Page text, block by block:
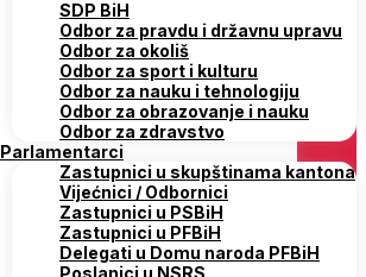
SDP BiH
Odbor za pravdu i državnu upravu
Odbor za okoliš
Odbor za sport i kulturu
Odbor za nauku i tehnologiju
Odbor za obrazovanje i nauku
Odbor za zdravstvo
Parlamentarci
Zastupnici u skupštinama kantona
Vijećnici / Odbornici
Zastupnici u PSBiH
Zastupnici u PFBiH
Delegati u Domu naroda PFBiH
Poslanici u NSRS